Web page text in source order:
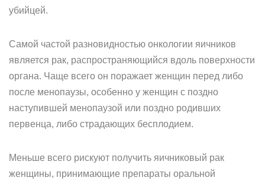
убийцей.
Самой частой разновидностью онкологии яичников
является рак, распространяющийся вдоль поверхности
органа. Чаще всего он поражает женщин перед либо
после менопаузы, особенно у женщин с поздно
наступившей менопаузой или поздно родивших
первенца, либо страдающих бесплодием.
Меньше всего рискуют получить яичниковый рак
женщины, принимающие препараты оральной